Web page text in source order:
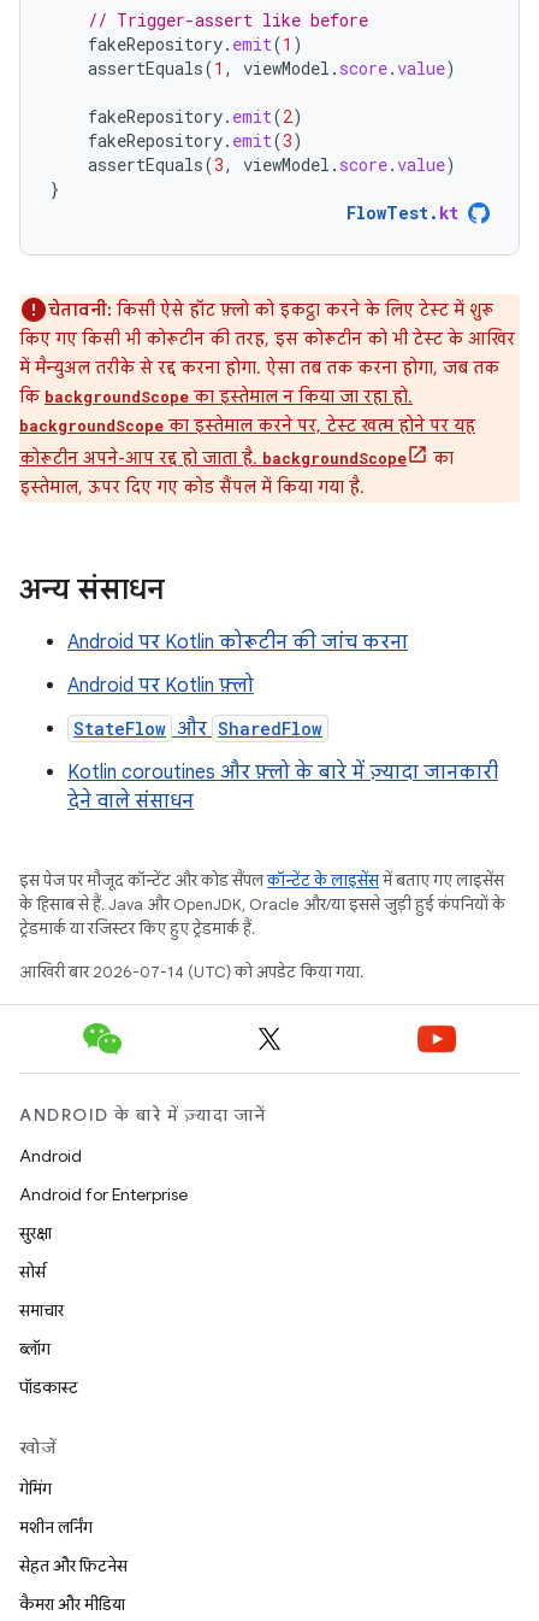
// Trigger-assert like before
fakeRepository. emit(1 )
assertEquals(1 , viewModel . score.value)
fakeRepository. emit(2)
fakeRepository. emit(3)
assertEquals(3, viewModel . score.value)
}
FlowTest. kt
चेतावनी: किसी ऐसे हॉट फ़्लो को इकट्ठा करने के लिए टेस्ट में शुरू
किए गए किसी भी कोरूटीन की तरह, इस कोरूटीन को भी टेस्ट के आखिर
में मैन्युअल तरीके से रद्द करना होगा. ऐसा तब तक करना होगा, जब तक
कि backgroundScope का इस्तेमाल न किया जा रहा हो.
backgroundScope का इस्तेमाल करने पर, टेस्ट खत्म होने पर यह
कोरूटीन अपने-आप रद्द हो जाता है. backgroundScope
का
इस्तेमाल, ऊपर दिए गए कोड सैंपल में किया गया है.
अन्य संसाधन
Android पर Kotlin कोरूटीन की जांच करना
Android पर Kotlin फ़्लो
StateFlow और SharedFlow
Kotlin coroutines और फ़्लो के बारे में ज़्यादा जानकारी
देने वाले संसाधन
इस पेज पर मौजूद कॉन्टेंट और कोड सैंपलकॉन्टेंट के लाइसेंसमें बताए गए लाइसेंस
के हिसाब से हैं. Java और OpenJDK, Oracle और/या इससे जुड़ी हुई कंपनियों के
ट्रेडमार्क या रजिस्टर किए हुए ट्रेडमार्क हैं.
आखिरी बार 2026-07-14 (UTC) को अपडेट किया गया.
ANDROID के बारे में ज़्यादा जानें
Android
Android for Enterprise
सुरक्षा
सोर्स
समाचार
ब्लॉग
पॉडकास्ट
खोजें
गेमिंग
मशीन लर्निंग
सेहत और फ़िटनेस
कैमरा और मीडिया